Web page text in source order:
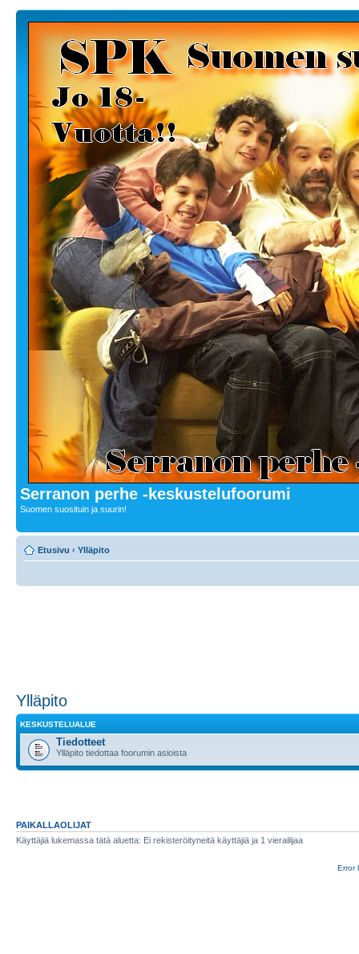
Serranon perhe -keskustelufoorumi
Suomen suosituin ja suurin!
Etusivu ‹ Ylläpito
Ylläpito
KESKUSTELUALUE
Tiedotteet
Ylläpito tiedottaa foorumin asioista
PAIKALLAOLIJAT
Käyttäjiä lukemassa tätä aluetta: Ei rekisteröityneitä käyttäjiä ja 1 vierailijaa
Error